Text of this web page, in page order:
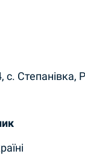
с. Степанівка,